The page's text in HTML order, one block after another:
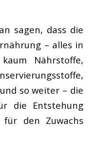
sagen, dass die
– alles in
Nährstoffe,
so weiter – die
die Entstehung
den Zuwachs